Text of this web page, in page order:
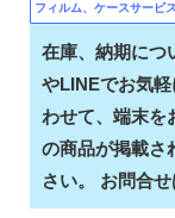
フィルム、ケースサービス
在庫、納期につ
やLINEでお気
わせて、端末を
の商品が掲載さ
さい。 お問合